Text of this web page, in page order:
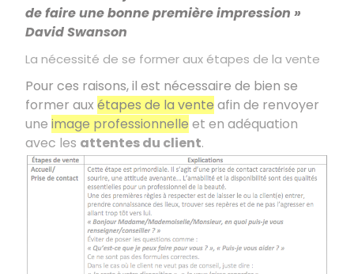
de faire une bonne première impression »
David Swanson
La nécessité de se former aux étapes de la vente
Pour ces raisons, il est nécessaire de bien se
former aux étapes de la vente afin de renvoyer
une image professionnelle et en adéquation
avec les attentes du client.